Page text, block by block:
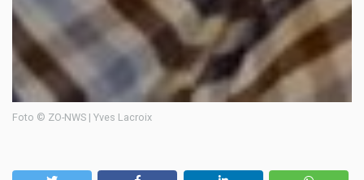
Foto © ZO-NWS | Yves Lacroix